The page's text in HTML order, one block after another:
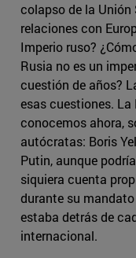
colapso de la
relaciones con
Imperio ruso?
Rusia no es un
cuestión de años?
esas cuestiones.
conocemos ahora,
autócratas: Boris
Putin, aunque
siquiera cuenta
durante su
estaba detrás de
internacional.